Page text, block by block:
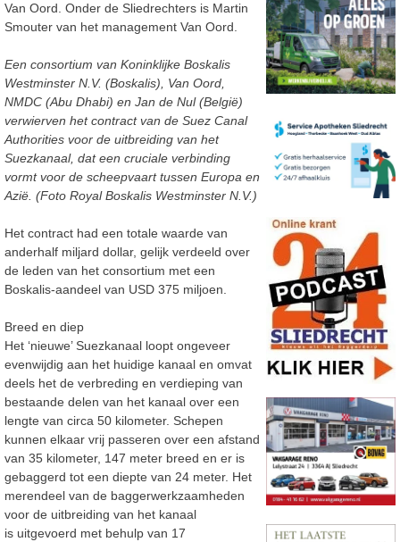
Van Oord. Onder de Sliedrechters is Martin
Smouter van het management Van Oord.
Een consortium van Koninklijke Boskalis
Westminster N.V. (Boskalis), Van Oord,
NMDC (Abu Dhabi) en Jan de Nul (België)
verwierven het contract van de Suez Canal
Authorities voor de uitbreiding van het
Suezkanaal, dat een cruciale verbinding
vormt voor de scheepvaart tussen Europa en
Azië. (Foto Royal Boskalis Westminster N.V.)
Het contract had een totale waarde van
anderhalf miljard dollar, gelijk verdeeld over
de leden van het consortium met een
Boskalis-aandeel van USD 375 miljoen.
Breed en diep
Het ‘nieuwe’ Suezkanaal loopt ongeveer
evenwijdig aan het huidige kanaal en omvat
deels het de verbreding en verdieping van
bestaande delen van het kanaal over een
lengte van circa 50 kilometer. Schepen
kunnen elkaar vrij passeren over een afstand
van 35 kilometer, 147 meter breed en er is
gebaggerd tot een diepte van 24 meter. Het
merendeel van de baggerwerkzaamheden
voor de uitbreiding van het kanaal
is uitgevoerd met behulp van 17